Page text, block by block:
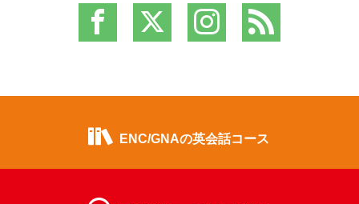
ENC/GNAの英会話コース